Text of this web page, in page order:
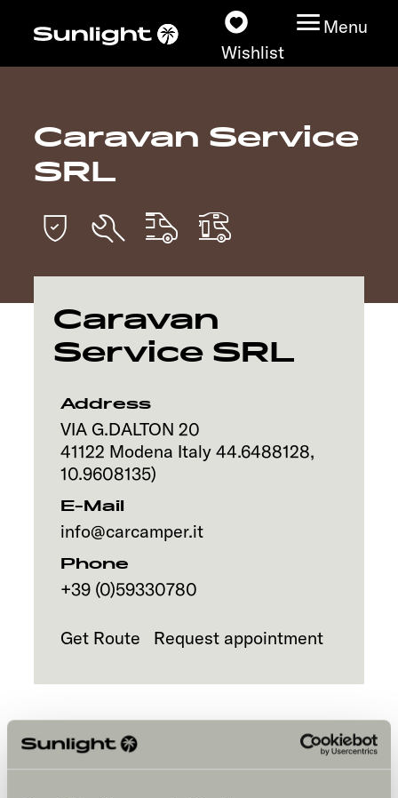
Wishlist
Menu
Models
Vehicle Guide
Explore
Caravan Service
SRL
Caravan
Service SRL
Address
VIA G.DALTON 20
41122 Modena Italy 44.6488128,
10.9608135)
E-Mail
info@carcamper.it
Phone
+39 (0)59330780
Get Route Request appointment